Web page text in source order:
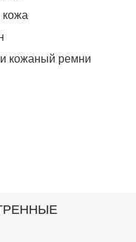
кожа
кожаный ремни